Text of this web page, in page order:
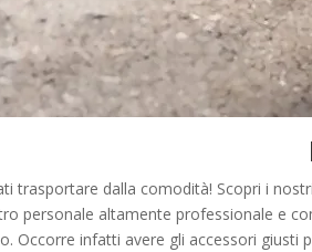
trasportare dalla comodità! Scopri i
personale altamente professionale e
Occorre infatti avere gli accessori giusti